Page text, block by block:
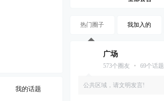
我的话题
热门圈子 我加入的
广场
573个圈友 • 69个话题
公共区域，请文明发言!